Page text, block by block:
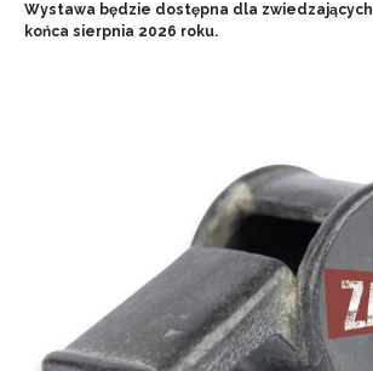
Wystawa będzie dostępna dla
końca sierpnia 2026 roku.